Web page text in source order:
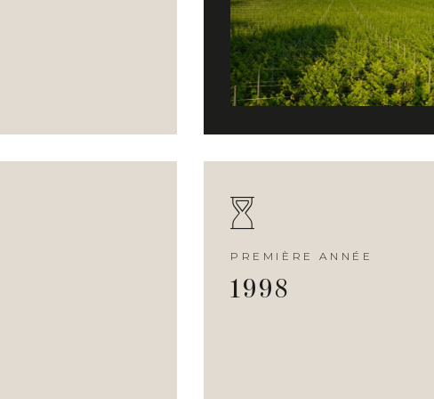
PREMIÈRE ANNÉE
1998